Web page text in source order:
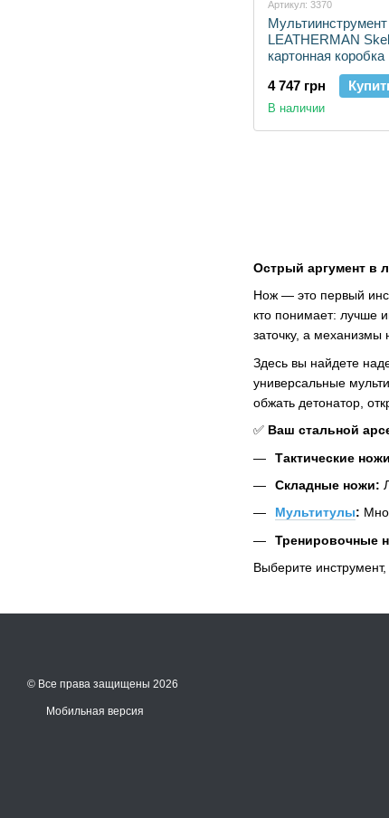
Острый аргумент в
Нож — это первый
кто понимает: лучше
заточку, а механизмы
Здесь вы найдете
универсальные
обжать детонатор,
✅ Ваш стальной
Тактические
Складные ножи:
Мультитулы:
Тренировочные
Выберите
Артикул: 3370
Мультиинструмент
LEATHERMAN
картонная коробка
4 747 грн
В наличии
© Все права защищены 2026
Мобильная версия